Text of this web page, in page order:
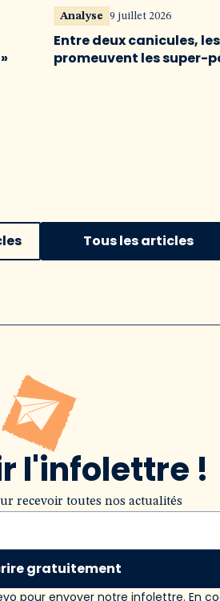
Analyse 9 juillet 2026
Entre deux canicules,
promeuvent les super-
Tous les articles
l'infolettre !
recevoir toutes nos actualités
gratuitement
pour envoyer notre infolettre. En